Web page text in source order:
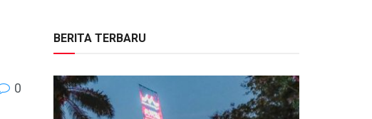
0
BERITA TERBARU